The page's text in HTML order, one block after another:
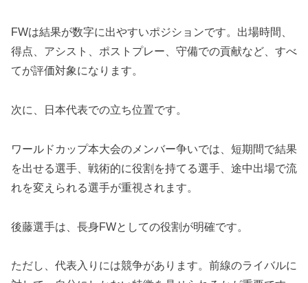
FWは結果が数字に出やすいポジションです。出場時間、
得点、アシスト、ポストプレー、守備での貢献など、すべ
てが評価対象になります。
次に、日本代表での立ち位置です。
ワールドカップ本大会のメンバー争いでは、短期間で結果
を出せる選手、戦術的に役割を持てる選手、途中出場で流
れを変えられる選手が重視されます。
後藤選手は、長身FWとしての役割が明確です。
ただし、代表入りには競争があります。前線のライバルに